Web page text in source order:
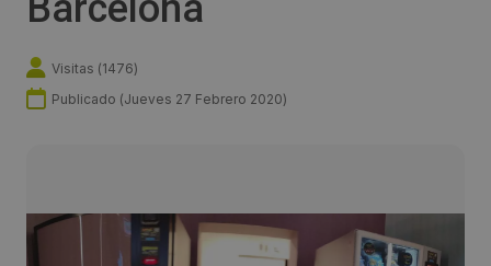
Visitas (1476)
Publicado (Jueves 27 Febrero 2020)